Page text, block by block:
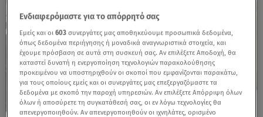
Ενδιαφερόμαστε για το απόρρητό σας
Εμείς και οι603 συνεργάτες μας αποθηκεύουμε προσωπικά δεδομένα,
όπως δεδομένα περιήγησης ή μοναδικά αναγνωριστικά στοιχεία, και
έχουμε πρόσβαση σε αυτά στη συσκευή σας. Αν επιλέξετε Αποδοχή, θα
καταστεί δυνατή η ενεργοποίηση τεχνολογιών παρακολούθησης
προκειμένου να υποστηριχθούν οι σκοποί που εμφανίζονται παρακάτω,
για τους οποίους εμείς και οι συνεργάτες μας επεξεργαζόμαστε τα
δεδομένα με σκοπό την παροχή υπηρεσιών. Αν επιλέξετε Απόρριψη όλων
όλων ή αποσύρετε τη συγκατάθεσή σας, οι εν λόγω τεχνολογίες θα
απενεργοποιηθούν. Αν απενεργοποιηθούν οι ιχνηλάτες, ορισμένο